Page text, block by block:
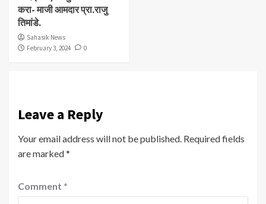
करा- माजी आमदार प्रा.राजु
तिमांडे.
Sahasik News
February 3, 2024
0
Leave a Reply
Your email address will not be published. Required fields
are marked*
Comment *